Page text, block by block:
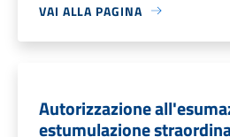
VAI ALLA PAGINA
Autorizzazione
estumulazione